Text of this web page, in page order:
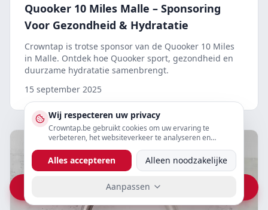
Quooker 10 Miles Malle – Sponsoring
Voor Gezondheid & Hydratatie
Crowntap is trotse sponsor van de Quooker 10 Miles
in Malle. Ontdek hoe Quooker sport, gezondheid en
duurzame hydratatie samenbrengt.
15 september 2025
Vraag prijs op WhatsApp
Wij respecteren uw privacy
Crowntap.be gebruikt cookies om uw ervaring te
verbeteren, het websiteverkeer te analyseren en
voorkeuren hieronder aanpassen.
Alles accepteren Alleen noodzakelijke
Aanpassen